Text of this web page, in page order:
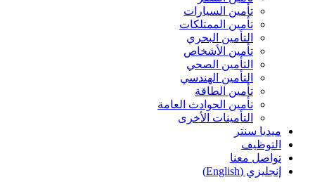
تأمين السيارات
تأمين الممتلكات
التأمين البحري
تأمين الأشخاص
التأمين الصحي
التأمين الهندسي
تأمين الطاقة
تأمين الحوادث العامة
التأمينات الأخرى
ميديا سنتر
التوظيف
تواصل معنا
إنجليزي (English)